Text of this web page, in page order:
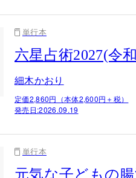
単行本
六星占術2027(令
細木かおり
定価2,860円（本体2,600円＋税）
発売日:2026.09.19
単行本
元気な子どもの